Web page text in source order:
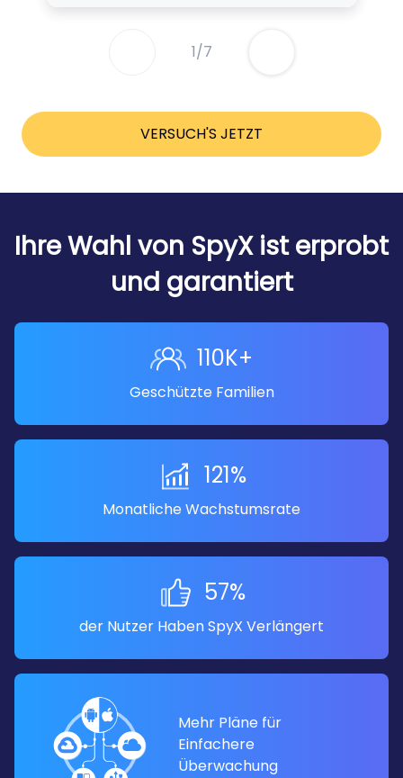
1/7
VERSUCH'S JETZT
Ihre Wahl von SpyX ist erprobt
und garantiert
110K+
Geschützte Familien
121%
Monatliche Wachstumsrate
57%
der Nutzer Haben SpyX Verlängert
Mehr Pläne für
Einfachere
Überwachung